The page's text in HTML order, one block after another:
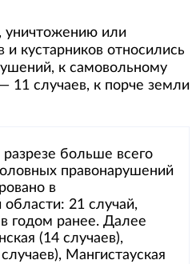
уничтожению или
кустарников относились
к самовольному
11 случаев, к порче земли
больше всего
правонарушений
в
21 случай,
годом ранее. Далее
(14 случаев),
Мангистауская